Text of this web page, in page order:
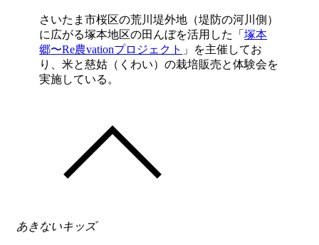
さいたま市桜区の荒川堤外地（堤防の河川側）
に広がる塚本地区の田んぼを活用した「塚本
郷〜Re農vationプロジェクト 」を主催してお
り、米と慈姑（くわい）の栽培販売と体験会を
実施している。
あきないキッズ